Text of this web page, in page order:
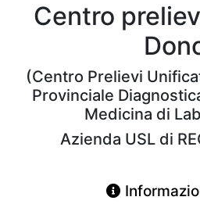
Centro
(Centro Prelievi
Provinciale
Medicina di
Azienda USL di